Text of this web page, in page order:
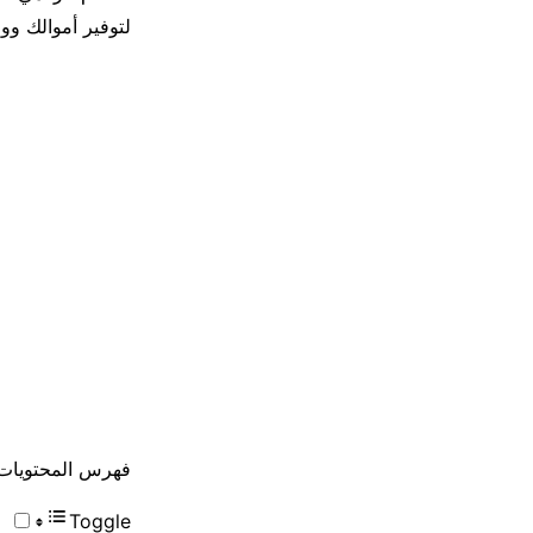
لتوفير أموالك
فهرس
Toggle